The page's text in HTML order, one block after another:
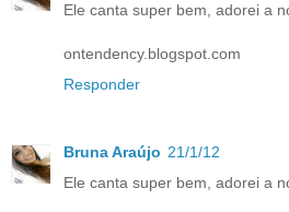
Ele canta super bem, adorei a
ontendency.blogspot.com
Responder
Bruna Araújo 21/1/12
Ele canta super bem, adorei a